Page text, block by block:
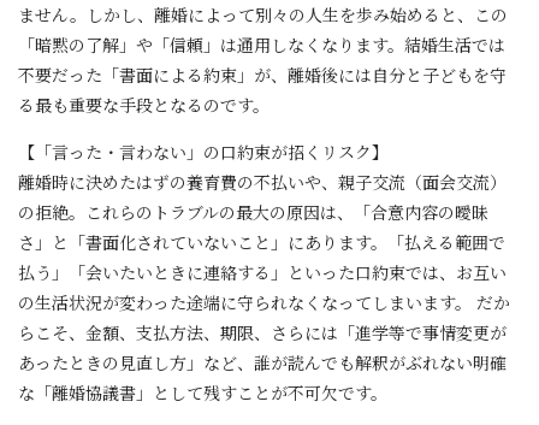
ません。しかし、離婚によって別々の人生を歩み始めると、この
「暗黙の了解」や「信頼」は通用しなくなります。結婚生活では
不要だった「書面による約束」が、離婚後には自分と子どもを守
る最も重要な手段となるのです。
【「言った・言わない」の口約束が招くリスク】
離婚時に決めたはずの養育費の不払いや、親子交流（面会交流）
の拒絶。これらのトラブルの最大の原因は、「合意内容の曖昧
さ」と「書面化されていないこと」にあります。「払える範囲で
払う」「会いたいときに連絡する」といった口約束では、お互い
の生活状況が変わった途端に守られなくなってしまいます。 だか
らこそ、金額、支払方法、期限、さらには「進学等で事情変更が
あったときの見直し方」など、誰が読んでも解釈がぶれない明確
な「離婚協議書」として残すことが不可欠です。